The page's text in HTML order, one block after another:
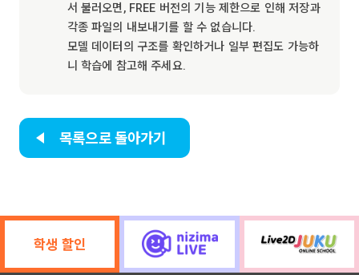
서 불러오면, FREE 버전의 기능 제한으로 인해 저장과
각종 파일의 내보내기를 할 수 없습니다.
모델 데이터의 구조를 확인하거나 일부 편집도 가능하
니 학습에 참고해 주세요.
목록으로 돌아가기
학생 할인